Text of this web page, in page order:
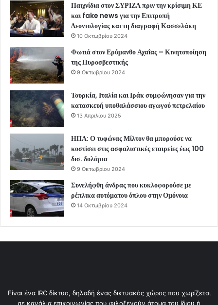
Παιχνίδια στον ΣΥΡΙΖΑ πριν την κρίσιμη ΚΕ
και fake news για την Επιτροπή
Δεοντολογίας και τη διαγραφή Κασσελάκη
10 Οκτωβρίου 2024
Φωτιά στον Ερύμανθο Αχαΐας – Κινητοποίηση
της Πυροσβεστικής
9 Οκτωβρίου 2024
Τουρκία, Ιταλία και Ιράκ συμφώνησαν για την
κατασκευή υποθαλάσσιου αγωγού πετρελαίου
13 Απριλίου 2025
ΗΠΑ: Ο τυφώνας Μίλτον θα μπορούσε να
κοστίσει στις ασφαλιστικές εταιρείες έως 100
δισ. δολάρια
9 Οκτωβρίου 2024
Συνελήφθη άνδρας που κυκλοφορούσε με
ρέπλικα αυτόματου όπλου στην Ομόνοια
14 Οκτωβρίου 2024
Είναι ένα IRC δίκτυο, δηλαδή ένας δικτυακός χώρος που χωρίζεται
σε κανάλια επικοινωνίας που φιλοξενούν άτομα του ίδιου ή